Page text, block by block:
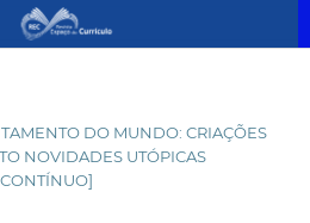
DO MUNDO: CRIAÇÕES
NOVIDADES UTÓPICAS